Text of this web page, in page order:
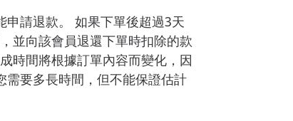
申請退款。 如果下單後超過3天
並向該會員退還下單時扣除的款
時間將根據訂單內容而變化，因
需要多長時間，但不能保證估計